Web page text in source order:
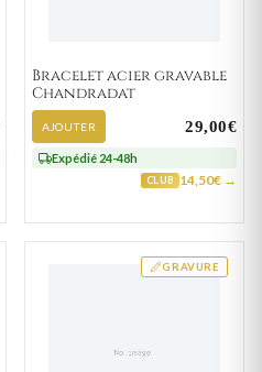
Bracelet acier gravable
Chandradat
AJOUTER 29,00€
Expédié 24-48h
CLUB 14,50€ →
GRAVURE